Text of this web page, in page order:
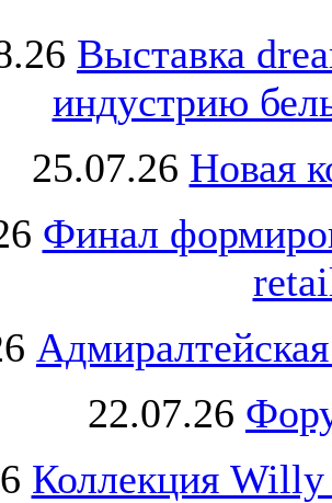
Выставка
индустрию
25.07.26 Новая
Финал
22.07.26
Коллекция Willy